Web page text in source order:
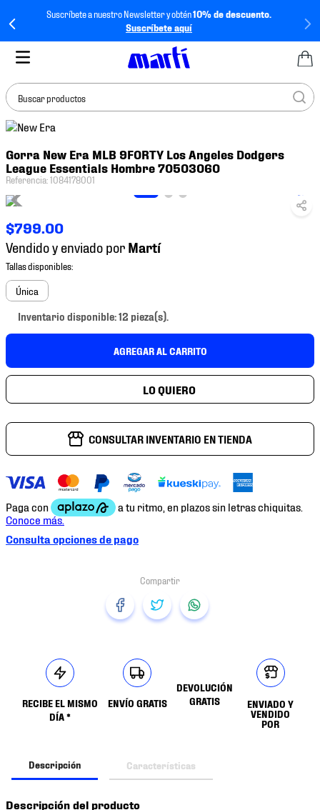
Suscríbete a nuestro Newsletter y obtén10% de descuento.
Suscríbete aquí
Buscar productos
Gorra New Era MLB 9FORTY Los Angeles Dodgers
League Essentials Hombre 70503060
Referencia:1084178001
$799.00
Vendido y enviado por
Única
Inventario disponible: 12 pieza(s).
AGREGAR AL CARRITO
CONSULTAR INVENTARIO EN TIENDA
Consulta opciones de pago
RECIBE EL MISMO
DÍA *
ENVÍO GRATIS
DEVOLUCIÓN
GRATIS
ENVIADO Y
VENDIDO
POR
Descripción Características
Descripción del producto
BUSCADOS
1.
tenis mujer
2.
3.
tenis
4.
tenis futbol
5.
jersey
6.
mochila
9.
tenis niño
10. tenis nike